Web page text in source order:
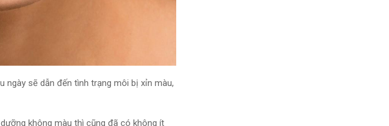
ngày sẽ dẫn đến tình trạng môi bị xỉn màu,
không màu thì cũng đã có không ít